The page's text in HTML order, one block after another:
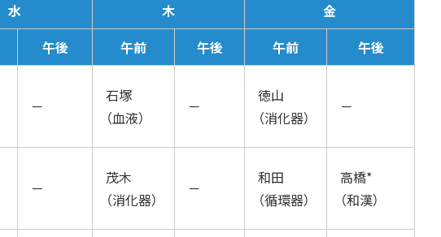
水 木
金
午後 午前 午後 午前 午後
－
石塚
（血液）
－
徳山
（消化器）
－
－
茂木
（消化器）
－
和田
（循環器）
高橋*
（和漢）